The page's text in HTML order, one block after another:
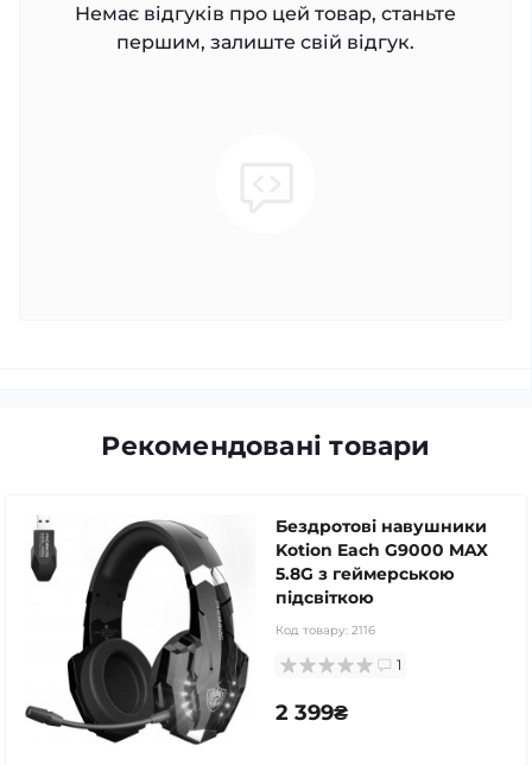
Немає відгуків про цей товар, станьте
першим, залиште свій відгук.
Рекомендовані товари
Бездротові навушники
Kotion Each G9000 MAX
5.8G з геймерською
підсвіткою
Код товару: 2116
1
2 399₴